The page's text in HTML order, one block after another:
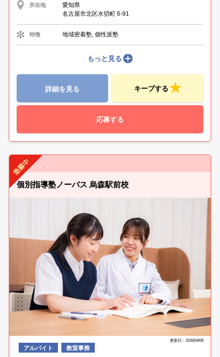
所在地
愛知県
名古屋市北区水切町 6-91
特徴 地域密着塾, 個性派塾
もっと見る
詳細を見る キープする
応募する
個別指導塾ノーバス 烏森駅前校
更新日：2026/04/09
アルバイト 教室事務